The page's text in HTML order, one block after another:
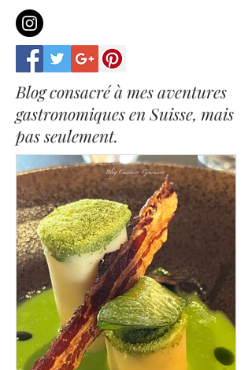
Blog consacré à mes aventures
gastronomiques en Suisse, mais
pas seulement.